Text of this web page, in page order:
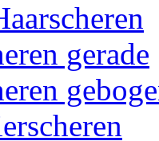
gerade